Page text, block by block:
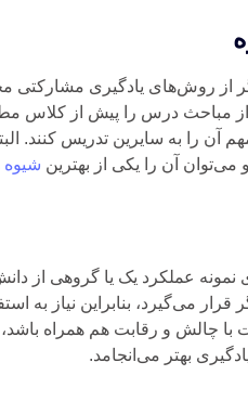
از روش‌های یادگیری مشارکتی
از مباحث درس را پیش از کلاس
آن را به سایرین تدریس کنند.
می‌توان آن را یکی از بهترین شیوه
نمونه عملکرد یک یا گروهی از
می‌گیرد، بنابراین نیاز به
چالش و رقابت هم همراه باشد،
بهتر می‌انجامد.